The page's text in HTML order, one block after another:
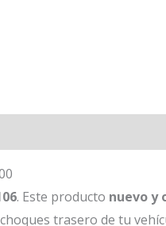
. Este producto nuevo y
trasero de tu